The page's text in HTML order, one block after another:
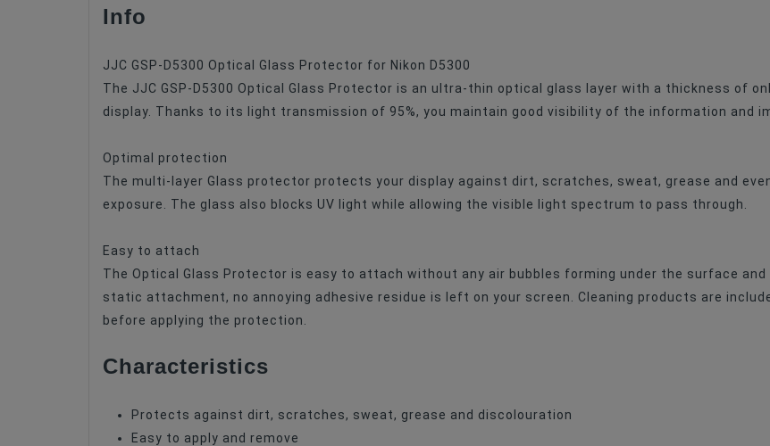
Type Of Product
Info
JJC GSP-D5300 Optical Glass Protector for Nikon D5300
The JJC GSP-D5300 Optical Glass Protector is an ultra-thin optical glass layer with a thickness of
display. Thanks to its light transmission of 95%, you maintain good visibility of the information and
Optimal protection
The multi-layer Glass protector protects your display against dirt, scratches, sweat, grease and
exposure. The glass also blocks UV light while allowing the visible light spectrum to pass through.
Easy to attach
The Optical Glass Protector is easy to attach without any air bubbles forming under the surface
static attachment, no annoying adhesive residue is left on your screen. Cleaning products are
before applying the protection.
Characteristics
Protects against dirt, scratches, sweat, grease and discolouration
Easy to apply and remove